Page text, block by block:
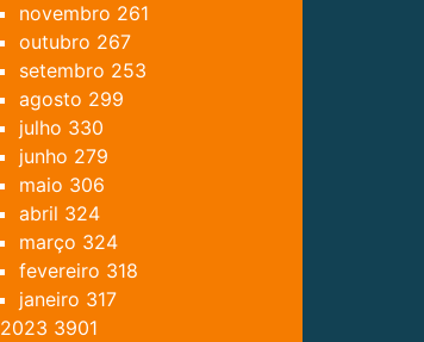
novembro 261
outubro 267
setembro 253
agosto 299
julho 330
junho 279
maio 306
abril 324
março 324
fevereiro 318
janeiro 317
2023 3901